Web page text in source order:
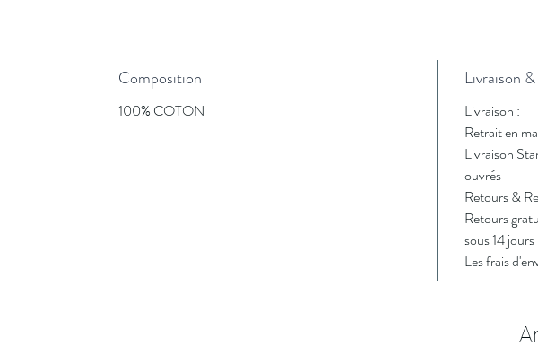
Composition
100% COTON
Livraison
Livraison :
Retrait en
Livraison
ouvrés
Retours &
Retours
sous 14 jours
Les frais